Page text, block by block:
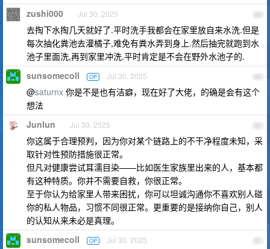
88
zushi000 Jul 30, 2025
去掏下水掏几天就好了.平时洗手我都会在家里放自来水洗.但是
每次抽化粪池去灌橘子,难免有粪水弄到身上.然后抽完就跑到水
池子里面洗,再到家里冲洗.平时肯定是不会在野外水池子的.
89
sunsomecoll OP Jul 30, 2025
@saturnx 你是不是也有洁癖，现在好了大佬，的确是会有这个
想法
90
Junlun Jul 30, 2025
你这属于合理预判，因为你对某个链路上的不干净程度未知，采
取针对性预防措施很正常。
但凡对健康尝试耳濡目染——比如医生家族里出来的人，基本都
有这种特质。你并不需要自救，你很正常。
至于你认为给家里人带来困扰，你可以坦诚沟通你不喜欢别人碰
你的私人物品，习惯不同很正常。更重要的是接纳你自己，别人
的认知从来未必是真理。
91
sunsomecoll OP Jul 30, 2025